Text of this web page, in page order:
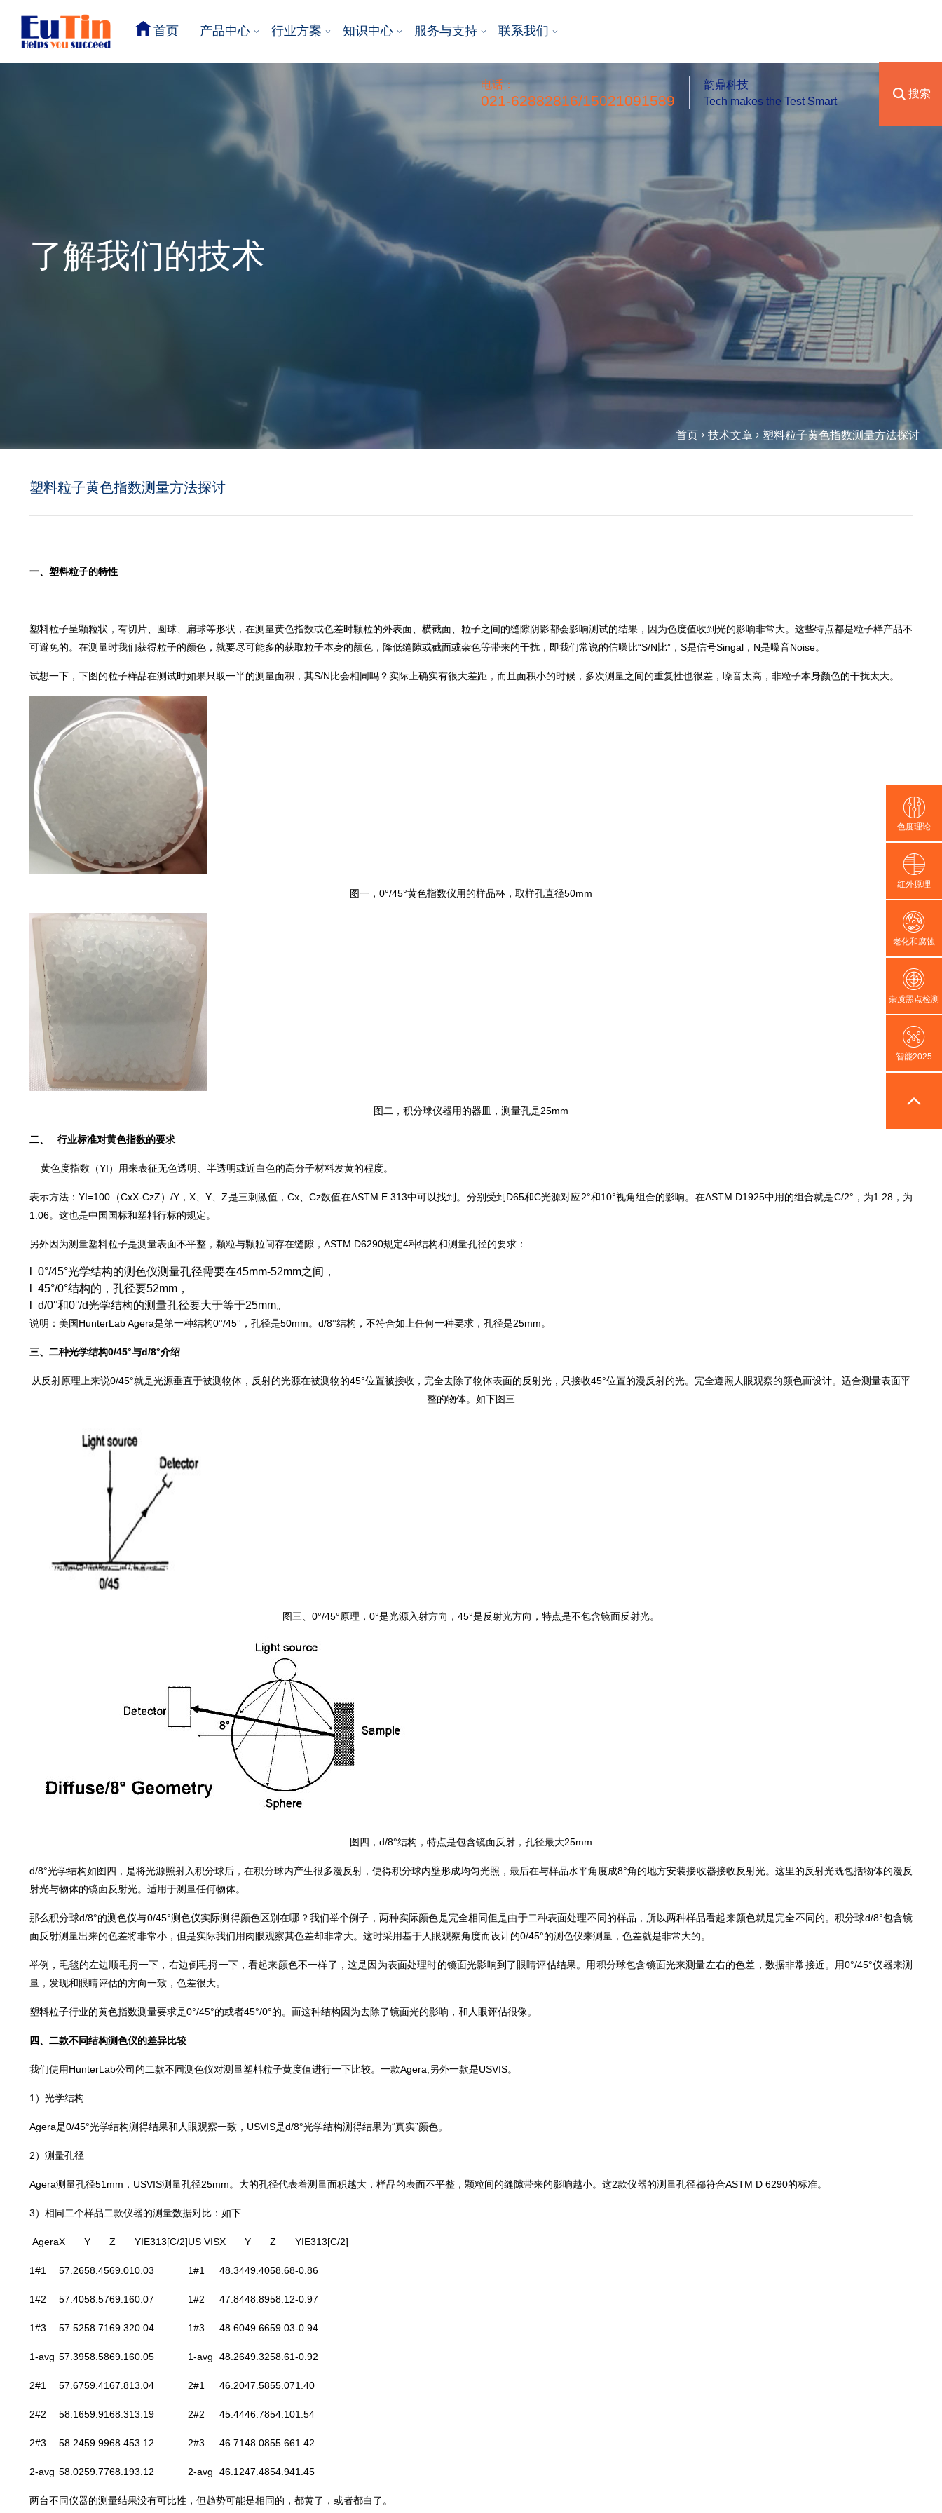
首页 产品中心 行业方案 知识中心 服务与支持 联系我们
电话：
021-62882816/15021091589
韵鼎科技
Tech makes the Test Smart
搜索
了解我们的技术
首页 技术文章 塑料粒子黄色指数测量方法探讨
塑料粒子黄色指数测量方法探讨
一、 塑料粒子的特性
塑料粒子呈颗粒状，有切片、圆球、扁球等形状，在测量黄色指数或色差时颗粒的外表面、横截面、粒子之间的缝隙阴影都会影响测试的结果，因为色度值收到光的影响非常大。这些特点都是粒子样产品不
可避免的。在测量时我们获得粒子的颜色，就要尽可能多的获取粒子本身的颜色，降低缝隙或截面或杂色等带来的干扰，即我们常说的信噪比“S/N比”，S是信号Singal，N是噪音Noise。
试想一下，下图的粒子样品在测试时如果只取一半的测量面积，其S/N比会相同吗？实际上确实有很大差距，而且面积小的时候，多次测量之间的重复性也很差，噪音太高，非粒子本身颜色的干扰太大。
图一，0°/45°黄色指数仪用的样品杯，取样孔直径50mm
图二，积分球仪器用的器皿，测量孔是25mm
二、 行业标准对黄色指数的要求
黄色度指数（YI）用来表征无色透明、半透明或近白色的高分子材料发黄的程度。
表示方法：YI=100（CxX-CzZ）/Y，X、Y、Z是三刺激值，Cx、Cz数值在ASTM E 313中可以找到。分别受到D65和C光源对应2°和10°视角组合的影响。在ASTM D1925中用的组合就是C/2°，为1.28，为
1.06。这也是中国国标和塑料行标的规定。
另外因为测量塑料粒子是测量表面不平整，颗粒与颗粒间存在缝隙，ASTM D6290规定4种结构和测量孔径的要求：
l 0°/45°光学结构的测色仪测量孔径需要在45mm-52mm之间，
l 45°/0°结构的，孔径要52mm，
l d/0°和0°/d光学结构的测量孔径要大于等于25mm。
说明：美国HunterLab Agera是第一种结构0°/45°，孔径是50mm。d/8°结构，不符合如上任何一种要求，孔径是25mm。
三、 二种光学结构0/45°与d/8°介绍
从反射原理上来说0/45°就是光源垂直于被测物体，反射的光源在被测物的45°位置被接收，完全去除了物体表面的反射光，只接收45°位置的漫反射的光。完全遵照人眼观察的颜色而设计。适合测量表面平
整的物体。如下图三
图三、0°/45°原理，0°是光源入射方向，45°是反射光方向，特点是不包含镜面反射光。
图四，d/8°结构，特点是包含镜面反射，孔径最大25mm
d/8°光学结构如图四，是将光源照射入积分球后，在积分球内产生很多漫反射，使得积分球内壁形成均匀光照，最后在与样品水平角度成8°角的地方安装接收器接收反射光。这里的反射光既包括物体的漫反
射光与物体的镜面反射光。适用于测量任何物体。
那么积分球d/8°的测色仪与0/45°测色仪实际测得颜色区别在哪？我们举个例子，两种实际颜色是完全相同但是由于二种表面处理不同的样品，所以两种样品看起来颜色就是完全不同的。积分球d/8°包含镜
面反射测量出来的色差将非常小，但是实际我们用肉眼观察其色差却非常大。这时采用基于人眼观察角度而设计的0/45°的测色仪来测量，色差就是非常大的。
举例，毛毯的左边顺毛捋一下，右边倒毛捋一下，看起来颜色不一样了，这是因为表面处理时的镜面光影响到了眼睛评估结果。用积分球包含镜面光来测量左右的色差，数据非常接近。用0°/45°仪器来测
量，发现和眼睛评估的方向一致，色差很大。
塑料粒子行业的黄色指数测量要求是0°/45°的或者45°/0°的。而这种结构因为去除了镜面光的影响，和人眼评估很像。
四、 二款不同结构测色仪的差异比较
我们使用HunterLab公司的二款不同测色仪对测量塑料粒子黄度值进行一下比较。一款Agera,另外一款是USVIS。
1）光学结构
Agera是0/45°光学结构测得结果和人眼观察一致，USVIS是d/8°光学结构测得结果为“真实”颜色。
2）测量孔径
Agera测量孔径51mm，USVIS测量孔径25mm。大的孔径代表着测量面积越大，样品的表面不平整，颗粒间的缝隙带来的影响越小。这2款仪器的测量孔径都符合ASTM D 6290的标准。
3）相同二个样品二款仪器的测量数据对比：如下
AgeraX Y Z YIE313[C/2]US VISX Y Z YIE313[C/2]
1#1 57.2658.4569.010.03 1#1 48.3449.4058.68-0.86
1#2 57.4058.5769.160.07 1#2 47.8448.8958.12-0.97
1#3 57.5258.7169.320.04 1#3 48.6049.6659.03-0.94
1-avg 57.3958.5869.160.05 1-avg 48.2649.3258.61-0.92
2#1 57.6759.4167.813.04 2#1 46.2047.5855.071.40
2#2 58.1659.9168.313.19 2#2 45.4446.7854.101.54
2#3 58.2459.9968.453.12 2#3 46.7148.0855.661.42
2-avg 58.0259.7768.193.12 2-avg 46.1247.4854.941.45
两台不同仪器的测量结果没有可比性，但趋势可能是相同的，都黄了，或者都白了。
色度理论
红外原理
老化和腐蚀
杂质黑点检测
智能2025